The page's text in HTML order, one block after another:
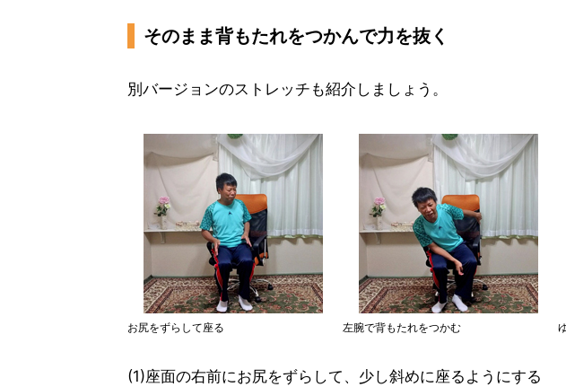
そのまま背もたれをつかんで力を抜く
別バージョンのストレッチも紹介しましょう。
お尻をずらして座る 左腕で背もたれをつかむ
(1)座面の右前にお尻をずらして、少し斜めに座るようにする